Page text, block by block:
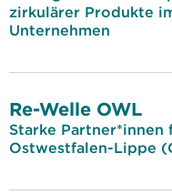
zirkulärer Produkte
Unternehmen
Re-Welle OWL
Starke Partner*innen
Ostwestfalen-Lippe